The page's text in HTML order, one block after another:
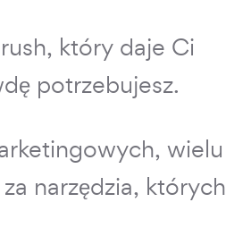
który daje Ci
potrzebujesz.
wielu
narzędzia, których